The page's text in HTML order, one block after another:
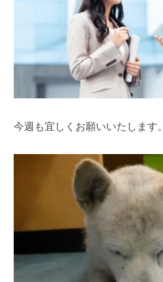
今週も宜しくお願いいたします。